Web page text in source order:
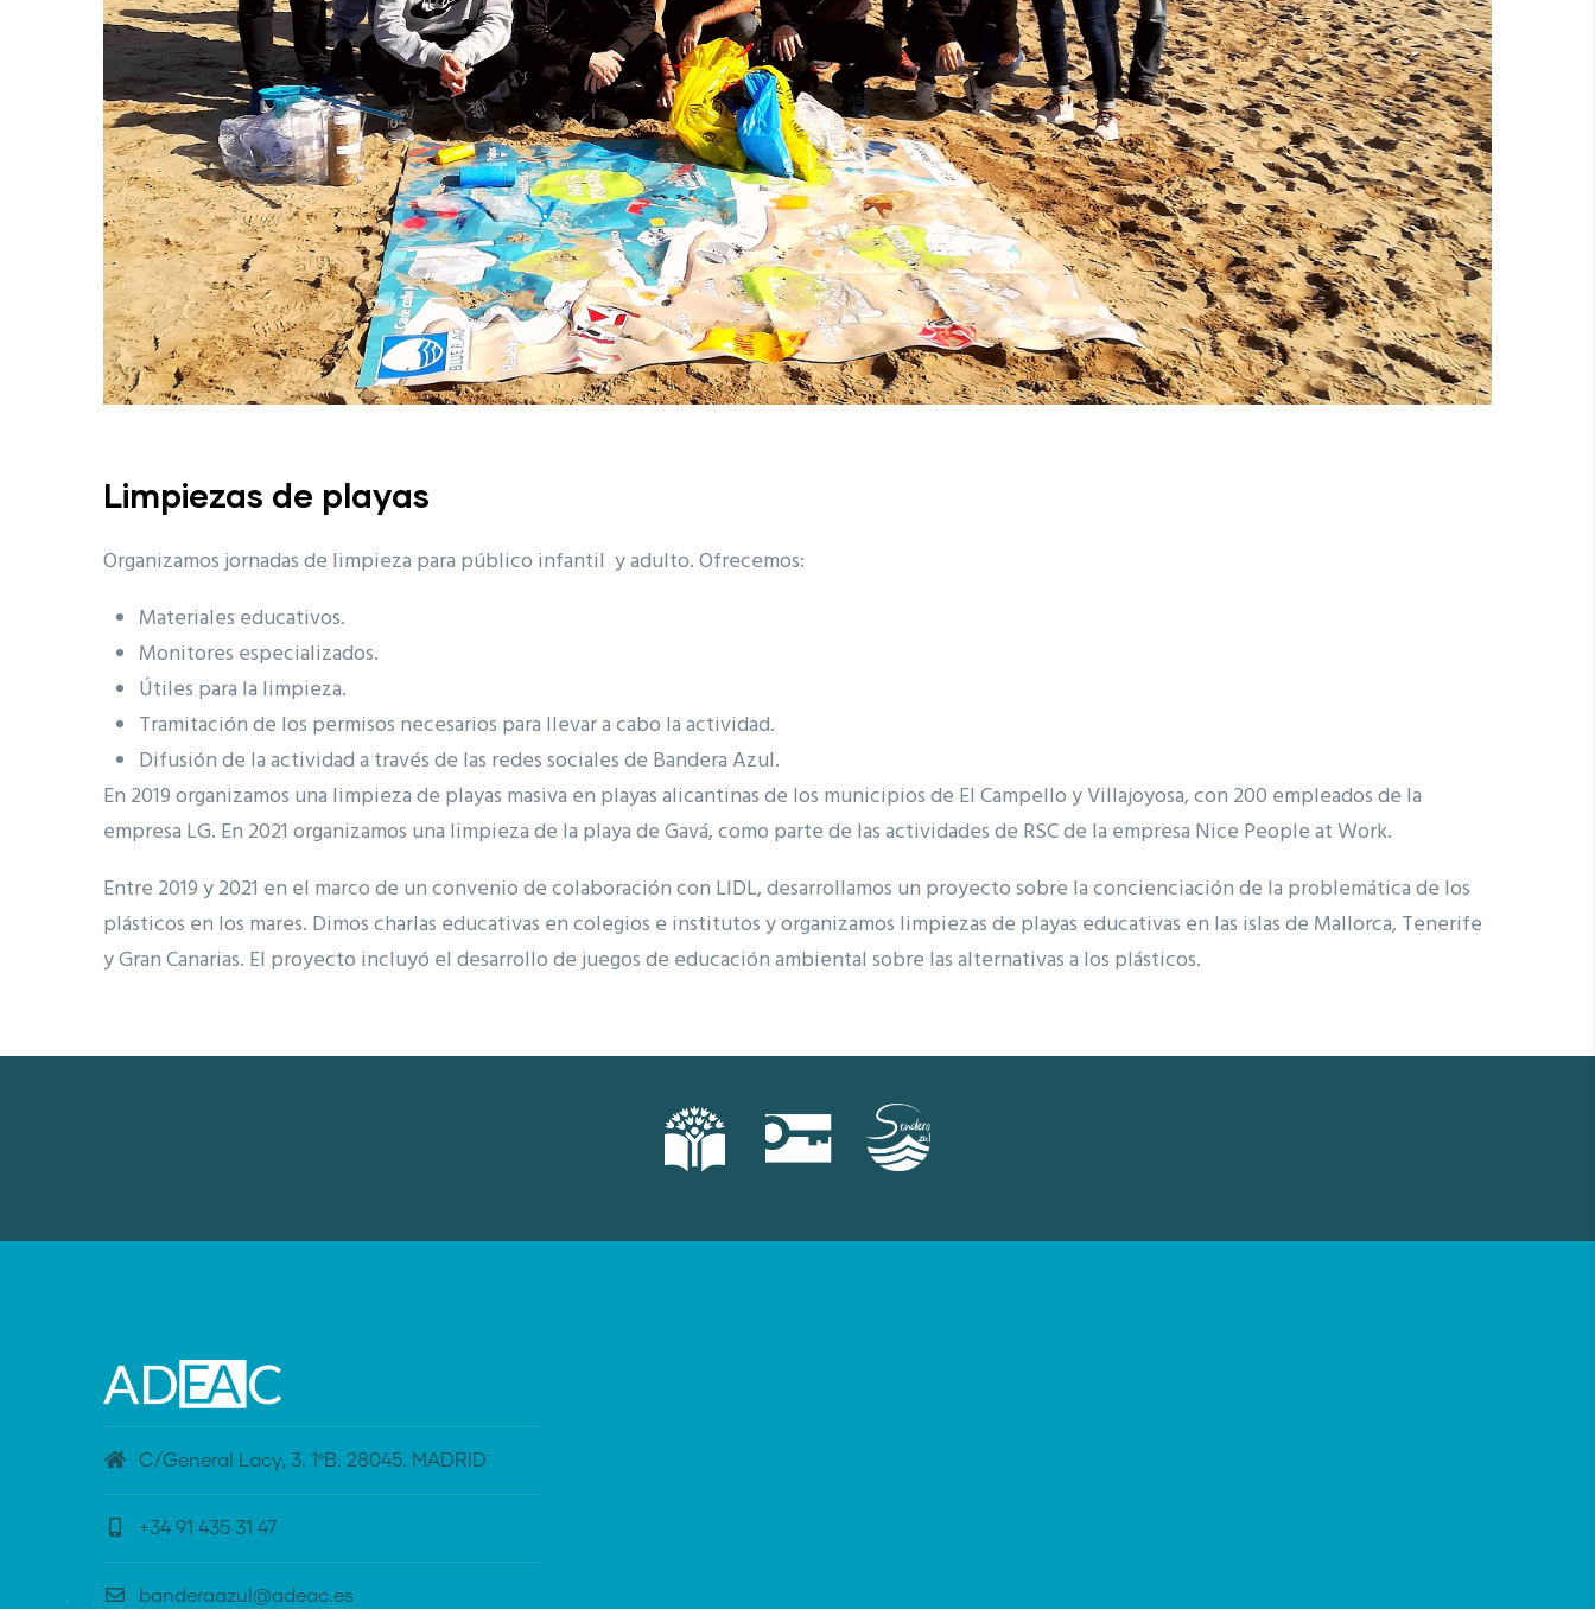
Limpiezas de playas
Organizamos jornadas de limpieza para público infantil y adulto. Ofrecemos:
Materiales educativos.
Monitores especializados.
Útiles para la limpieza.
Tramitación de los permisos necesarios para llevar a cabo la actividad.
Difusión de la actividad a través de las redes sociales de Bandera Azul.
En 2019 organizamos una limpieza de playas masiva en playas alicantinas de los municipios de El Campello y Villajoyosa, con 200 empleados de la
empresa LG. En 2021 organizamos una limpieza de la playa de Gavá, como parte de las actividades de RSC de la empresa Nice People at Work.
Entre 2019 y 2021 en el marco de un convenio de colaboración con LIDL, desarrollamos un proyecto sobre la concienciación de la problemática de los
plásticos en los mares. Dimos charlas educativas en colegios e institutos y organizamos limpiezas de playas educativas en las islas de Mallorca, Tenerife
y Gran Canarias. El proyecto incluyó el desarrollo de juegos de educación ambiental sobre las alternativas a los plásticos.
C/General Lacy, 3. 1ºB. 28045. MADRID
+34 91 435 31 47
banderaazul@adeac.es